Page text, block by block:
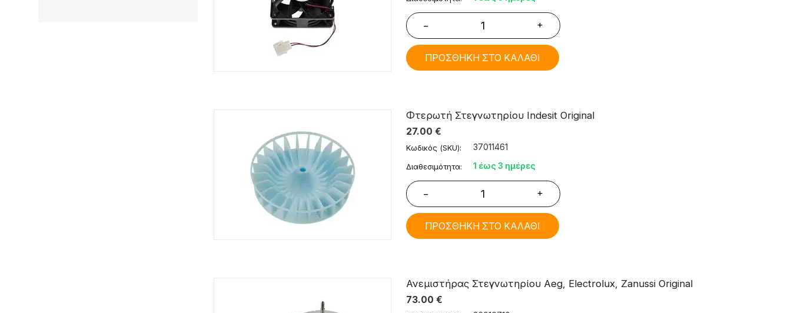
− +
ΠΡΟΣΘΗΚΗ ΣΤΟ ΚΑΛΑΘΙ
Φτερωτή Στεγνωτηρίου Indesit Original
27.00 €
Κωδικός (SKU): 37011461
Διαθεσιμότητα: 1 έως 3 ημέρες
− +
ΠΡΟΣΘΗΚΗ ΣΤΟ ΚΑΛΑΘΙ
Ανεμιστήρας Στεγνωτηρίου Aeg, Electrolux, Zanussi Original
73.00 €